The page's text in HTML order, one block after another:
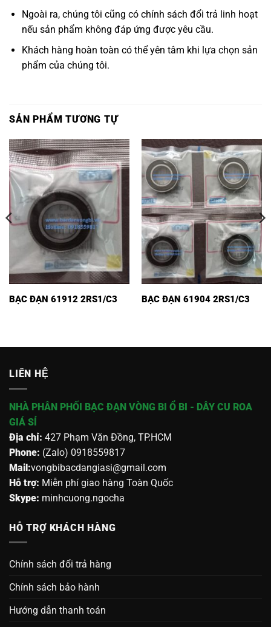
Ngoài ra, chúng tôi cũng có chính sách đổi trả linh hoạt
nếu sản phẩm không đáp ứng được yêu cầu.
Khách hàng hoàn toàn có thể yên tâm khi lựa chọn sản
phẩm của chúng tôi.
SẢN PHẨM TƯƠNG TỰ
BẠC ĐẠN 61912 2RS1/C3 BẠC ĐẠN 61904 2RS1/C3
LIÊN HỆ
NHÀ PHÂN PHỐI BẠC ĐẠN VÒNG BI Ổ BI - DÂY CU ROA
GIÁ SỈ
Địa chỉ: 427 Phạm Văn Đồng, TP.HCM
Phone: (Zalo) 0918559817
Mail:vongbibacdangiasi@gmail.com
Hỗ trợ: Miễn phí giao hàng Toàn Quốc
Skype: minhcuong.ngocha
HỖ TRỢ KHÁCH HÀNG
Chính sách đổi trả hàng
Chính sách bảo hành
Hướng dẫn thanh toán